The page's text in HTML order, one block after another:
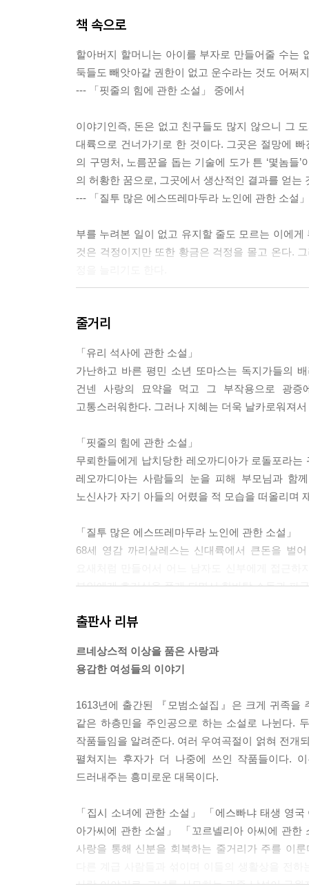
책 속으로
할아버지 할머니는 아이를 부자로 만들어줄 수는
둑들도 빼앗아갈 권한이 없고 운수라는 것도 어쩌
--- 「핏줄의 힘에 관한 소설」 중에서
이야기인즉, 돈은 없고 친구들도 많지 않으니 그
대륙으로 건너가기로 한 것이다. 그곳은 절망에
의 구명처, 노름꾼을 돕는 기술에 도가 튼 ‘몇놈들
의 허황한 꿈으로, 그곳에서 생산적인 결과를 얻는
--- 「질투 많은 에스뜨레마두라 노인에 관한 소설
부를 누려본 일이 없고 유지할 줄도 모르는 이에
것은 걱정이지만 또한 황금은 걱정을 몰고 온다.
줄거리
「유리 석사에 관한 소설」
가난하고 바른 평민 소년 또마스는 독지가들의
건넨 사랑의 묘약을 먹고 그 부작용으로 광증
고통스러워한다. 그러나 지혜는 더욱 날카로워져
「핏줄의 힘에 관한 소설」
무뢰한들에게 납치당한 레오까디아가 로돌포라
레오까디아는 사람들의 눈을 피해 부모님과 함
노신사가 자기 아들의 어렸을 적 모습을 떠올리며
「질투 많은 에스뜨레마두라 노인에 관한 소설」
68세 영감 까리살레스는 신대륙에서 큰돈을 벌
부인에게 호기심을 품게 되면서 한바탕 소동과 파
「고명한 식모 아가씨에 관한 소설」
꼰스딴사가 일하는 똘레도의 한 여관에 머무르게
정숙한 그녀는 냉정하기만 하다. 그러나 여관 주
「두 아가씨에 관한 소설」
그 시대의 다른 작품들과 달리 자신의 의지대로
사랑을 되찾기 위해 남장을 한 채 모험을 떠났다
「꼬르넬리아 아씨에 관한 소설」
페라라 공작 사이의 치정에 휘말린다. 꼬르넬
꼬르넬리아는 오빠가 가문의 명예를 더럽힌 자신
오해해 그를 죽이려 하고, 페라라 공작은 사라진
출판사 리뷰
르네상스적 이상을 품은 사랑과
용감한 여성들의 이야기
1613년에 출간된 『모범소설집』은 크게 귀족을
같은 하층민을 주인공으로 하는 소설로 나뉜다.
작품들임을 알려준다. 여러 우여곡절이 얽혀 전개
펼쳐지는 후자가 더 나중에 쓰인 작품들이다.
드러내주는 흥미로운 대목이다.
「집시 소녀에 관한 소설」 「에스빠냐 태생 영
아가씨에 관한 소설」 「꼬르넬리아 아씨에 관
사랑을 통해 신분을 회복하는 줄거리가 주를 이
사랑 이야기로, 그녀를 사모하는 귀족 남성이 구